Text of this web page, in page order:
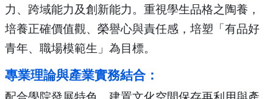
力、跨域能力及創新能力。重視學生品格之陶養，
培養正確價值觀、榮譽心與責任感，培塑「有品好
青年、職場模範生」為目標。
專業理論與產業實務結合：